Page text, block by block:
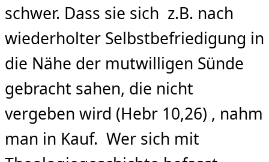
schwer. Dass sie sich z.B. nach
wiederholter Selbstbefriedigung in
die Nähe der mutwilligen Sünde
gebracht sahen, die nicht
vergeben wird (Hebr 10,26) , nahm
man in Kauf. Wer sich mit